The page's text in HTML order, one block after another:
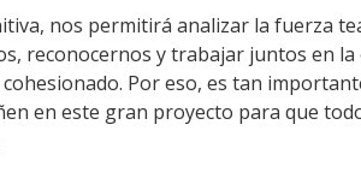
nos permitirá analizar la fuerza
reconocernos y trabajar juntos en
Por eso, es tan
en este gran proyecto para que